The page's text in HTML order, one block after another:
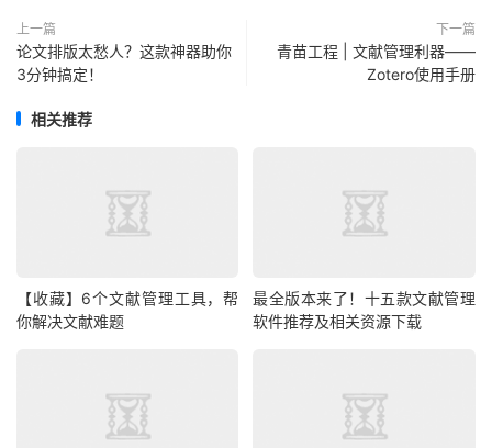
上一篇
论文排版太愁人？这款神器助你
3分钟搞定！
下一篇
青苗工程 | 文献管理利器——
Zotero使用手册
相关推荐
【收藏】6个文献管理工具，帮
你解决文献难题
最全版本来了！十五款文献管理
软件推荐及相关资源下载